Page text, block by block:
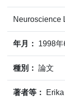
Neuroscience
年月： 1998年
種別： 論文
著者等：